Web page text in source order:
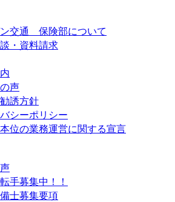
交通 保険部について
・資料請求
声
誘方針
シーポリシー
位の業務運営に関する宣言
手募集中！！
士募集要項